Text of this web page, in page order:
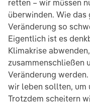
retten – wir müssen
überwinden. Wie das
Veränderung so
Eigentlich ist es
Klimakrise
zusammenschließen
Veränderung
wir leben sollten, um
Trotzdem scheitern